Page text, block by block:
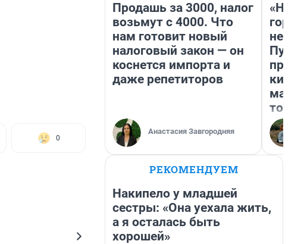
0
Продашь за 3000, налог
возьмут с 4000. Что
нам готовит новый
налоговый закон — он
коснется импорта и
даже репетиторов
Анастасия Завгородняя
«Нет
того
РЕКОМЕНДУЕМ
Накипело у младшей
сестры: «Она уехала жить,
а я осталась быть
хорошей»